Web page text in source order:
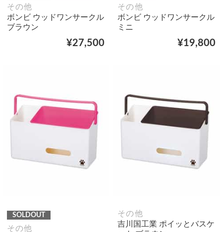
その他
ボンビ ウッドワンサークル
ブラウン
¥27,500
その他
ボンビ ウッドワンサークル
ミニ
¥19,800
SOLDOUT
その他
その他
吉川国工業 ポイッとバスケ